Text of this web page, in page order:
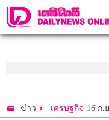
ข่าว เศรษฐกิจ 16 ก.